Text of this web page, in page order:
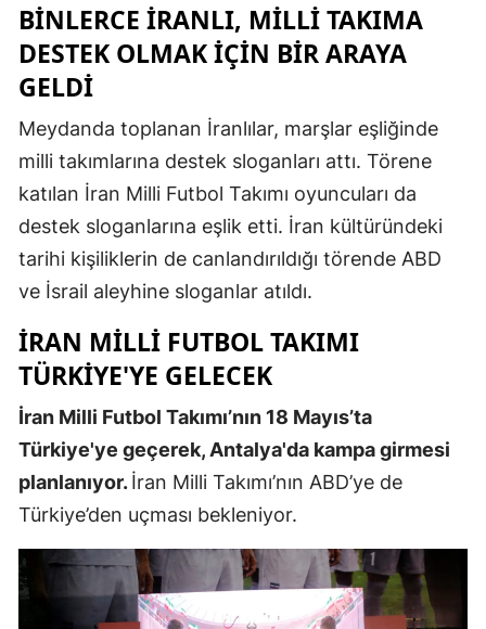
Hakkari
Isparta
Mersin
İstanbul
İzmir
Kırklareli
Kırşehir
Konya
Kütahya
BİNLERCE İRANLI, MİLLİ TAKIMA
DESTEK OLMAK İÇİN BİR ARAYA
GELDİ
Meydanda toplanan İranlılar, marşlar eşliğinde
milli takımlarına destek sloganları attı. Törene
katılan İran Milli Futbol Takımı oyuncuları da
destek sloganlarına eşlik etti. İran kültüründeki
tarihi kişiliklerin de canlandırıldığı törende ABD
ve İsrail aleyhine sloganlar atıldı.
İRAN MİLLİ FUTBOL TAKIMI
TÜRKİYE'YE GELECEK
İran Milli Futbol Takımı’nın 18 Mayıs’ta
Türkiye'ye geçerek, Antalya'da kampa girmesi
planlanıyor.İran Milli Takımı’nın ABD’ye de
Türkiye’den uçması bekleniyor.